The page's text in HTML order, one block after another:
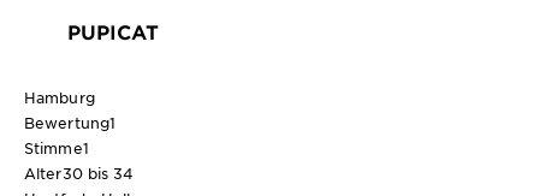
PUPICAT
Hamburg
Bewertung1
Stimme1
Alter30 bis 34